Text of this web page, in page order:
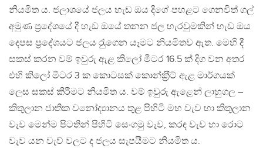
නියමිත ය. ජලාශයේ ජලය හැඩ ඔය දිගේ පහළට ගෙනවිත් ගල්
අමුණ ප‍්‍රදේශයේ දී හැඩ ඔයේ තනන ජල හැරවුමකින් හැඩ ඔය
දෙපස ප‍්‍රදේශයට ජලය රැුගෙන යෑමට නියමිතව ඇත. මෙහි දී
සකස් කරන වම් ඉවුරු ඇළ කිලෝ මීටර 16.5 ක් දිග වන අතර
එහි කිලෝ මීටර 3 ක කොටසක් කොන්ක‍්‍රීට් ඇළ මාර්ගයක්
ලෙස සකස් කිරීමට නියමිත ය. වම් ඉවුරු ඇළෙන් ලාහුගල –
කිතුලාන ජාතික වනෝද්‍යානය තුළ පිහිටි මහ වැව හා කිතුලාන
වැව මෙන්ම පිටතින් පිහිටි සෙංගමු වැව, කරඳ වැව හා රොට
වැව යන වැව් වලට ද ජලය සැපයීමට නියමිත ය.